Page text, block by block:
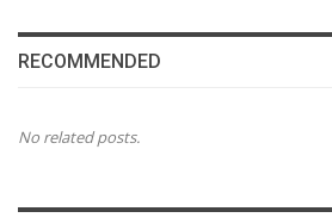
RECOMMENDED
No related posts.